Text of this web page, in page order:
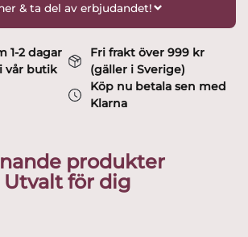
& ta del av erbjudandet!
1-2 dagar
vår butik
Fri frakt över 999 kr
(gäller i Sverige)
Köp nu betala sen med
Klarna
produkter
Utvalt för dig